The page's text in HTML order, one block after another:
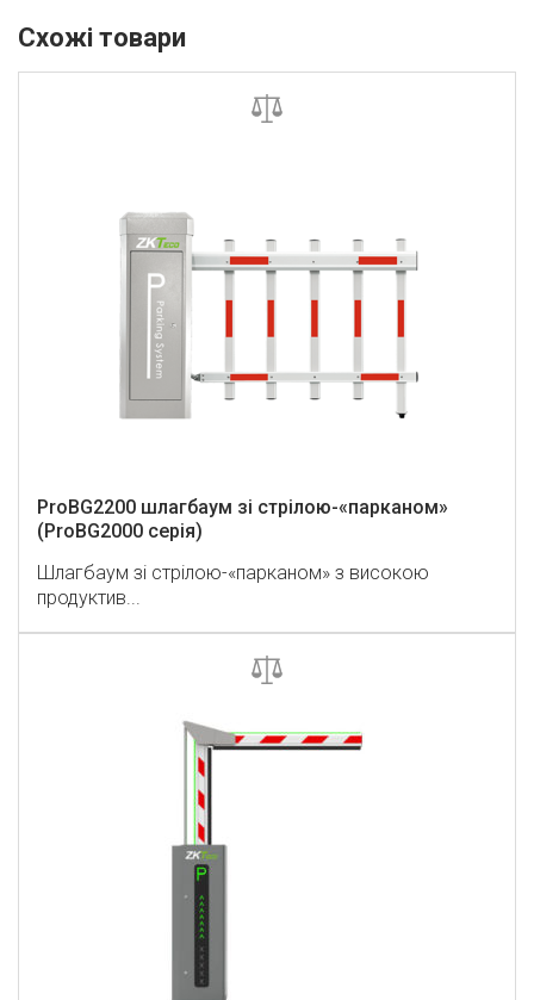
Схожі товари
ProBG2200 шлагбаум зі стрілою-«парканом»
(ProBG2000 серія)
Шлагбаум зі стрілою-«парканом» з високою
продуктив...